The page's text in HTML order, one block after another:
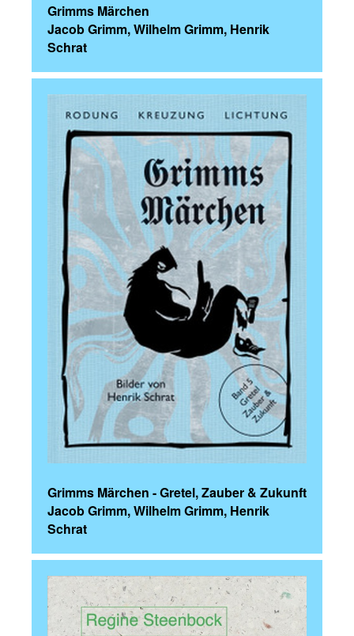
Grimms Märchen
Jacob Grimm, Wilhelm Grimm, Henrik
Schrat
Grimms Märchen - Gretel, Zauber & Zukunft
Jacob Grimm, Wilhelm Grimm, Henrik
Schrat